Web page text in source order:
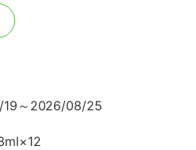
19～2026/08/25